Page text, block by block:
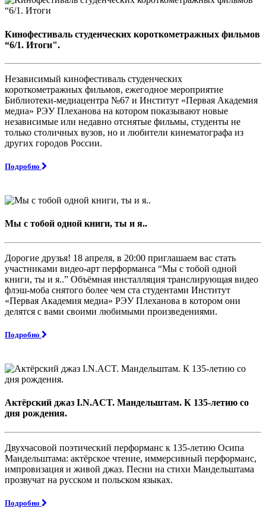
Кинофестиваль студенческих короткометражных фильмов
“6/1. Итоги".
Независимый кинофестиваль студенческих
короткометражных фильмов, ежегодное мероприятие
Библиотеки-медиацентра №67 и Институт «Первая Академия
медиа» РЭУ Плеханова на котором показывают новые
независимые или недавно отснятые фильмы, студенты не
только столичных вузов, но и любители кинематографа из
других городов России.
Подробно
Мы с тобой одной книги, ты и я..
Дорогие друзья! 18 апреля, в 20:00 приглашаем вас стать
участниками видео-арт перформанса “Мы с тобой одной
книги, ты и я..” Объёмная инсталляция транслирующая видео
флэш-моба снятого более чем ста студентами Институт
«Первая Академия медиа» РЭУ Плеханова в котором они
делятся с вами своими любимыми произведениями.
Подробно
Актёрский джаз I.N.ACT. Мандельштам. К 135-летию со
дня рождения.
Двухчасовой поэтический перформанс к 135-летию Осипа
Мандельштама: актёрское чтение, иммерсивный перформанс,
импровизация и живой джаз. Песни на стихи Мандельштама
прозвучат на русском и польском языках.
Подробно